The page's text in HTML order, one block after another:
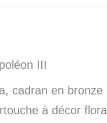
III
cadran en
à décor